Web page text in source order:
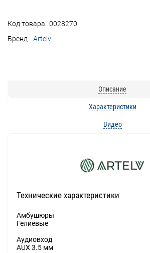
Код товара: 0028270
Бренд: Artelv
Описание
Характеристики
Видео
Технические характеристики
Амбушюры
Гелиевые
Аудиовход
AUX 3.5 мм